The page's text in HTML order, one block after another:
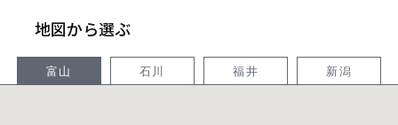
フォトギャラリー
地図から選ぶ
富山 石川 福井 新潟